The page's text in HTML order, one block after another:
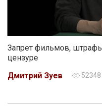
Запрет фильмов,
цензуре
Дмитрий Зуев
52348